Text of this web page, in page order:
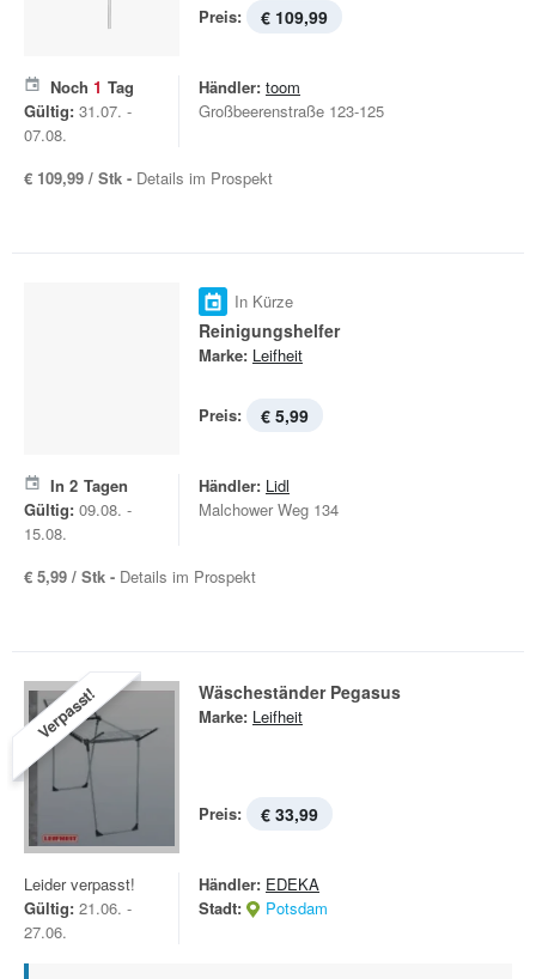
Preis: € 109,99
Noch 1 Tag
Gültig: 31.07. -
07.08.
Händler: toom
Großbeerenstraße 123-125
€ 109,99 / Stk - Details im Prospekt
In Kürze
Reinigungshelfer
Marke: Leifheit
Preis: € 5,99
In 2 Tagen
Gültig: 09.08. -
15.08.
Händler: Lidl
Malchower Weg 134
€ 5,99 / Stk - Details im Prospekt
Verpasst! Wäscheständer Pegasus
Marke: Leifheit
Preis: € 33,99
Leider verpasst!
Gültig: 21.06. -
27.06.
Händler: EDEKA
Stadt:
Potsdam